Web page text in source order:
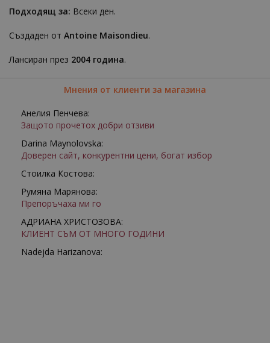
Подходящ за: Всеки ден.
Създаден от Antoine Maisondieu.
Лансиран през 2004 година.
Мнения от клиенти за магазина
Анелия Пенчева:
Защото прочетох добри отзиви
Darina Maynolovska:
Доверен сайт, конкурентни цени, богат избор
Стоилка Костова:
Румяна Марянова:
Препоръчаха ми го
АДРИАНА ХРИСТОЗОВА:
КЛИЕНТ СЪМ ОТ МНОГО ГОДИНИ
Nadejda Harizanova: